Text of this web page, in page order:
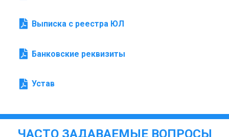
Выписка с реестра ЮЛ
Банковские реквизиты
Устав
ЧАСТО ЗАДАВАЕМЫЕ ВОПРОСЫ